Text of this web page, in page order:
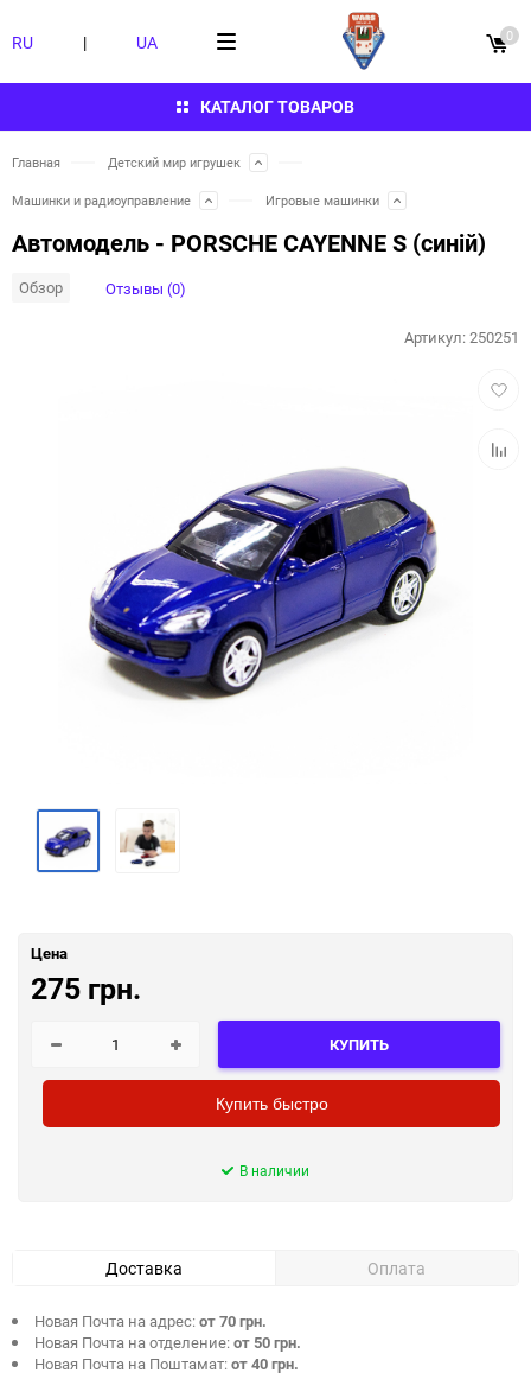
КАТАЛОГ ТОВАРОВ
RU | UA 0
Главная Детский мир игрушек
Машинки и радиоуправление Игровые машинки
Автомодель - PORSCHE CAYENNE S (синій)
Обзор Отзывы (0)
Артикул:250251
Цена
275 грн.
КУПИТЬ
Купить быстро
В наличии
Доставка Оплата
Новая Почта на адрес:от 70 грн.
Новая Почта на отделение:от 50 грн.
Новая Почта на Поштамат:от 40 грн.